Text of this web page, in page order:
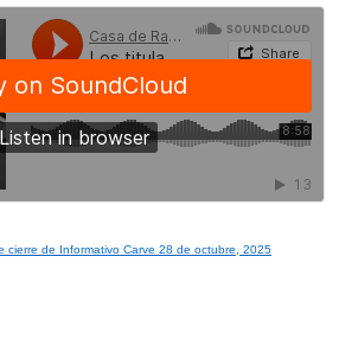
cierre de Informativo Carve 28 de octubre, 2025